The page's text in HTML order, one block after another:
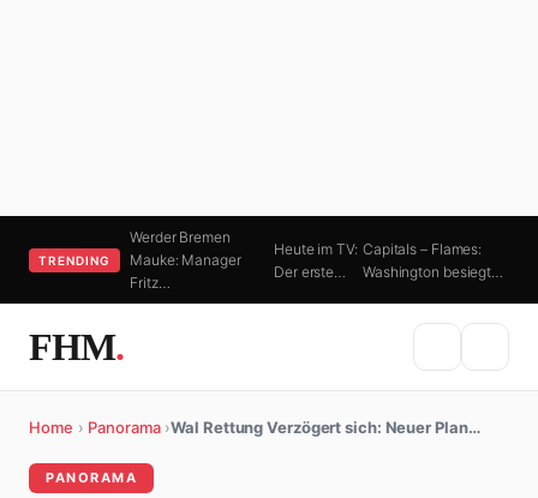
TRENDING
Werder Bremen
Mauke: Manager
Fritz…
Heute im TV:
Der erste…
Capitals – Flames:
Washington besiegt…
FHM.
Home › Panorama ›Wal Rettung Verzögert sich: Neuer Plan…
PANORAMA